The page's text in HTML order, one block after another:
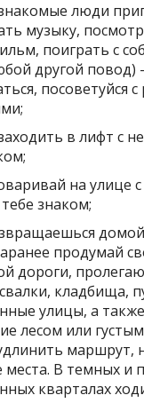
люди
музыку,
поиграть с
другой повод)
посоветуйся
в лифт с
на улице
знаком;
продумай
дороги,
кладбища,
улицы, а также
лесом или
маршрут,
В темных и
кварталах